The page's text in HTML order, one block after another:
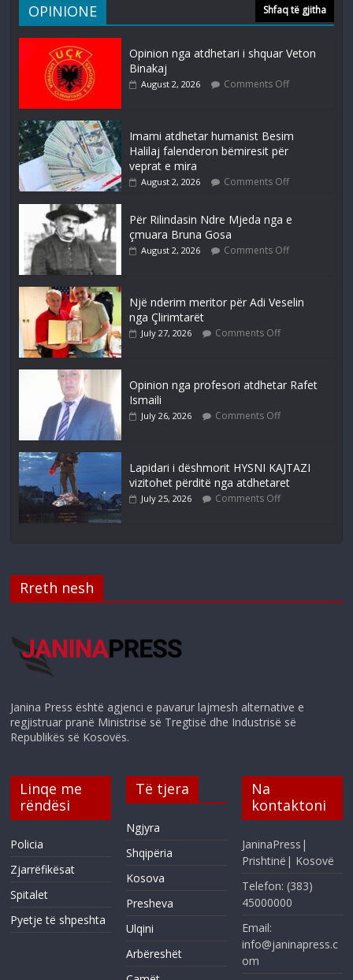
OPINIONE Shfaq të gjitha
Opinion nga atdhetari i shquar Veton
Binakaj
August 2, 2026 Comments Off
Imami atdhetar humanist Besim
Halilaj falenderon bëmiresit për
veprat e mira
August 2, 2026 Comments Off
Për Rilindasin Ndre Mjeda nga e
çmuara Bruna Gosa
August 2, 2026 Comments Off
Një nderim meritor për Adi Veselin
nga Çlirimtarët
July 27, 2026 Comments Off
Opinion nga profesori atdhetar Rafet
Ismaili
July 26, 2026 Comments Off
Lapidari i dëshmorit HYSNI KAJTAZI
vizitohet përditë nga atdhetaret
July 25, 2026 Comments Off
Rreth nesh
Janina Press është agjenci e pavarur lajmesh alternative e
regjistruar pranë Ministrisë së Tregtisë dhe Industrisë së
Republikës së Kosovës.
Linqe me
rëndësi
Policia
Zjarrëfikësat
Spitalet
Pyetje të shpeshta
Të tjera
Ngjyra
Shqipëria
Kosova
Presheva
Ulqini
Arbëreshët
Na
kontaktoni
JaninaPress|
Prishtinë| Kosovë
Telefon: (383)
45000000
Email:
info@janinapress.c
om